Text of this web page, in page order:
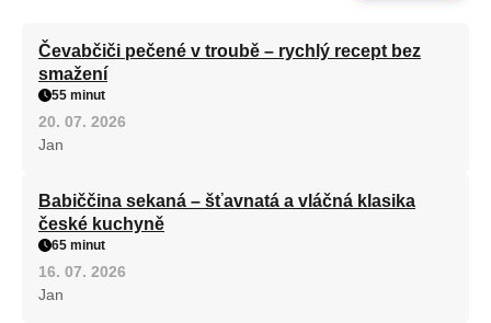
Čevabčiči pečené v troubě – rychlý recept bez
smažení
55 minut
20. 07. 2026
Jan
Babiččina sekaná – šťavnatá a vláčná klasika
české kuchyně
65 minut
16. 07. 2026
Jan